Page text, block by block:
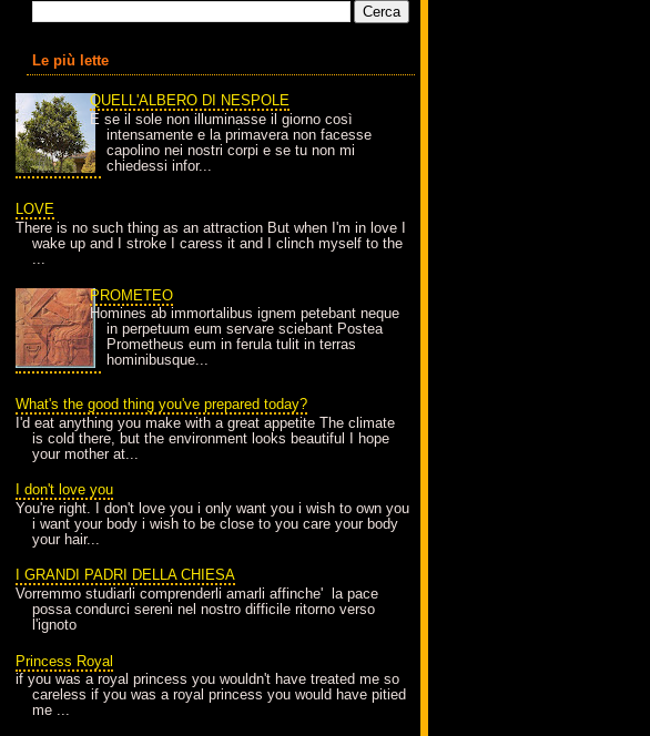
Le più lette
QUELL'ALBERO DI NESPOLE
E se il sole non illuminasse il giorno così
intensamente e la primavera non facesse
capolino nei nostri corpi e se tu non mi
chiedessi infor...
LOVE
There is no such thing as an attraction But when I'm in love I
wake up and I stroke I caress it and I clinch myself to the
...
PROMETEO
Homines ab immortalibus ignem petebant neque
in perpetuum eum servare sciebant Postea
Prometheus eum in ferula tulit in terras
hominibusque...
What's the good thing you've prepared today?
I'd eat anything you make with a great appetite The climate
is cold there, but the environment looks beautiful I hope
your mother at...
I don't love you
You're right. I don't love you i only want you i wish to own you
i want your body i wish to be close to you care your body
your hair...
I GRANDI PADRI DELLA CHIESA
Vorremmo studiarli comprenderli amarli affinche' la pace
possa condurci sereni nel nostro difficile ritorno verso
l'ignoto
Princess Royal
if you was a royal princess you wouldn't have treated me so
careless if you was a royal princess you would have pitied
me ...